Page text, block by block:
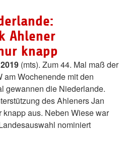
Ahlener
knapp
(mts). Zum 44. Mal maß der
am Wochenende mit den
gewannen die Niederlande.
des Ahleners Jan
aus. Neben Wiese war
nominiert